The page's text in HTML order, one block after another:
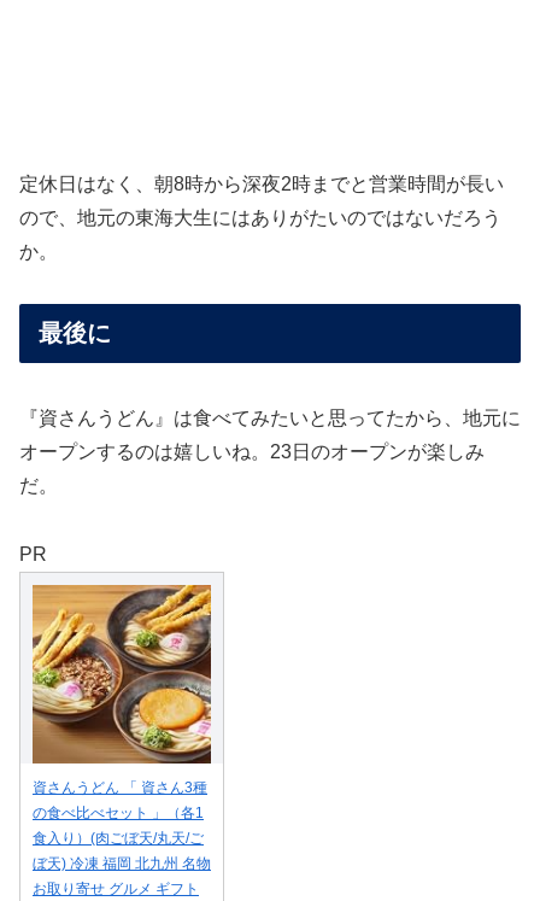
定休日はなく、朝8時から深夜2時までと営業時間が長い
ので、地元の東海大生にはありがたいのではないだろう
か。
最後に
『資さんうどん』は食べてみたいと思ってたから、地元に
オープンするのは嬉しいね。23日のオープンが楽しみ
だ。
PR
資さんうどん 「 資さん3種
の食べ比べセット 」（各1
食入り）(肉ごぼ天/丸天/ご
ぼ天) 冷凍 福岡 北九州 名物
お取り寄せ グルメ ギフト